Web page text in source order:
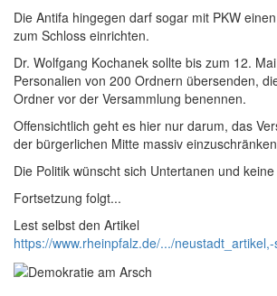
Die Antifa hingegen darf sogar mit PKW
zum Schloss einrichten.
Dr. Wolfgang Kochanek sollte bis zum 12.
Personalien von 200 Ordnern übersenden,
Ordner vor der Versammlung benennen.
Offensichtlich geht es hier nur darum, das
der bürgerlichen Mitte massiv
Die Politik wünscht sich Untertanen und
Fortsetzung folgt...
Lest selbst den Artikel
https://www.rheinpfalz.de/.../